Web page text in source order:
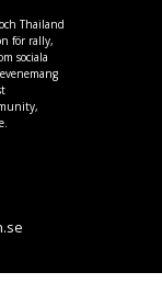
Thailand
för rally,
sociala